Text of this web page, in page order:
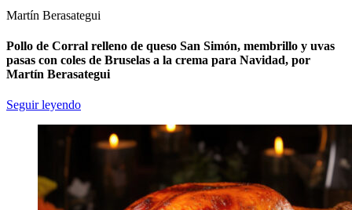
Martín Berasategui
Pollo de Corral relleno de queso San Simón, membrillo y uvas
pasas con coles de Bruselas a la crema para Navidad, por
Martín Berasategui
Seguir leyendo